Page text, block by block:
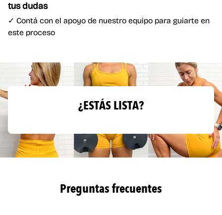
tus dudas
✓ Contá con el apoyo de nuestro equipo para guiarte en
este proceso
¿ESTÁS LISTA?
Preguntas frecuentes